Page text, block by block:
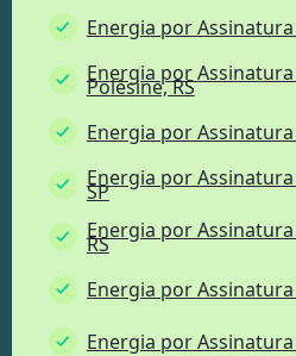
Energia por Assinatura
Energia por Assinatura
Polêsine, RS
Energia por Assinatura
Energia por
SP
Energia por
RS
Energia por
Energia por